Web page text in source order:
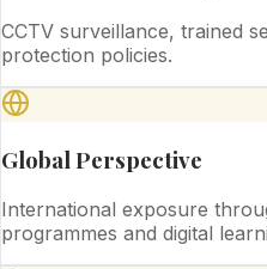
CCTV surveillance, trained
protection policies.
Global Perspective
International exposure
programmes and digital